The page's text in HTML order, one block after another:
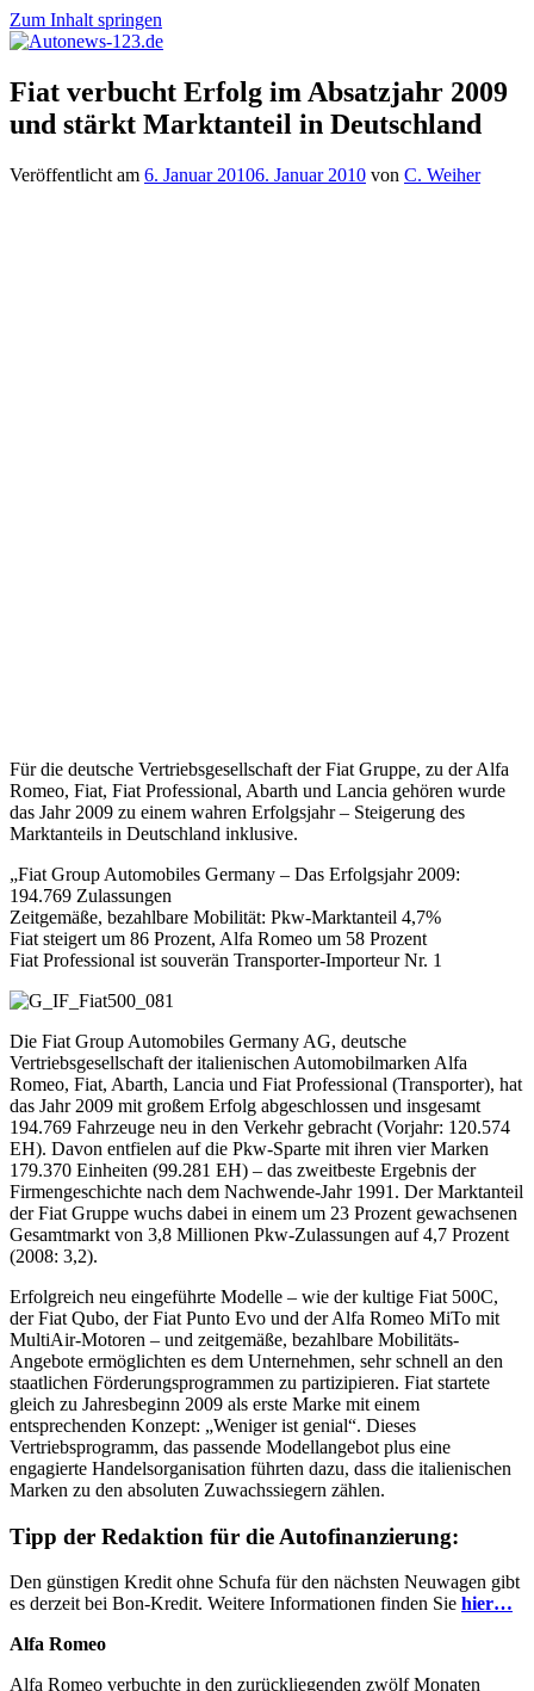
Zum Inhalt springen
Autonews-
123.de
Autonews
mit
Charme
Fiat verbucht Erfolg im Absatzjahr 2009
und stärkt Marktanteil in Deutschland
Veröffentlicht am 6. Januar 20106. Januar 2010 von C. Weiher
Für die deutsche Vertriebsgesellschaft der Fiat Gruppe, zu der Alfa
Romeo, Fiat, Fiat Professional, Abarth und Lancia gehören wurde
das Jahr 2009 zu einem wahren Erfolgsjahr – Steigerung des
Marktanteils in Deutschland inklusive.
„Fiat Group Automobiles Germany – Das Erfolgsjahr 2009:
194.769 Zulassungen
Zeitgemäße, bezahlbare Mobilität: Pkw-Marktanteil 4,7%
Fiat steigert um 86 Prozent, Alfa Romeo um 58 Prozent
Fiat Professional ist souverän Transporter-Importeur Nr. 1
Die Fiat Group Automobiles Germany AG, deutsche
Vertriebsgesellschaft der italienischen Automobilmarken Alfa
Romeo, Fiat, Abarth, Lancia und Fiat Professional (Transporter), hat
das Jahr 2009 mit großem Erfolg abgeschlossen und insgesamt
194.769 Fahrzeuge neu in den Verkehr gebracht (Vorjahr: 120.574
EH). Davon entfielen auf die Pkw-Sparte mit ihren vier Marken
179.370 Einheiten (99.281 EH) – das zweitbeste Ergebnis der
Firmengeschichte nach dem Nachwende-Jahr 1991. Der Marktanteil
der Fiat Gruppe wuchs dabei in einem um 23 Prozent gewachsenen
Gesamtmarkt von 3,8 Millionen Pkw-Zulassungen auf 4,7 Prozent
(2008: 3,2).
Erfolgreich neu eingeführte Modelle – wie der kultige Fiat 500C,
der Fiat Qubo, der Fiat Punto Evo und der Alfa Romeo MiTo mit
MultiAir-Motoren – und zeitgemäße, bezahlbare Mobilitäts-
Angebote ermöglichten es dem Unternehmen, sehr schnell an den
staatlichen Förderungsprogrammen zu partizipieren. Fiat startete
gleich zu Jahresbeginn 2009 als erste Marke mit einem
entsprechenden Konzept: „Weniger ist genial“. Dieses
Vertriebsprogramm, das passende Modellangebot plus eine
engagierte Handelsorganisation führten dazu, dass die italienischen
Marken zu den absoluten Zuwachssiegern zählen.
Tipp der Redaktion für die Autofinanzierung:
Den günstigen Kredit ohne Schufa für den nächsten Neuwagen gibt
es derzeit bei Bon-Kredit. Weitere Informationen finden Sie hier…
Alfa Romeo
Alfa Romeo verbuchte in den zurückliegenden zwölf Monaten